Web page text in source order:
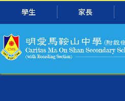
跳转到主要内容
學生 家長
导
航